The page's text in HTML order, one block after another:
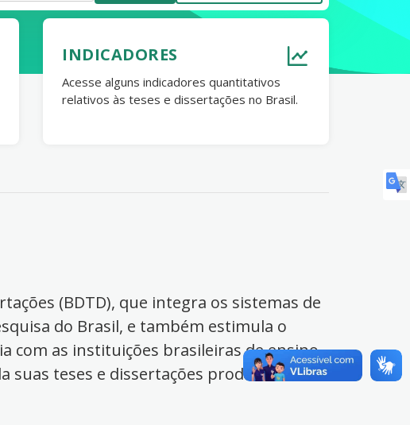
INDICADORES
Acesse alguns indicadores quantitativos
relativos às teses e dissertações no Brasil.
(BDTD), que integra os sistemas de
do Brasil, e também estimula o
com as instituições brasileiras de ensino
suas teses e dissertações produzidas no